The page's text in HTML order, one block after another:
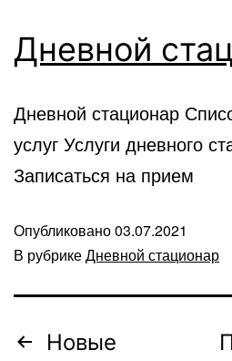
Дневной
Дневной стационар
услуг Услуги дневного
Записаться на прием
Опубликовано03.07.2021
В рубрикеДневной стационар
Новые